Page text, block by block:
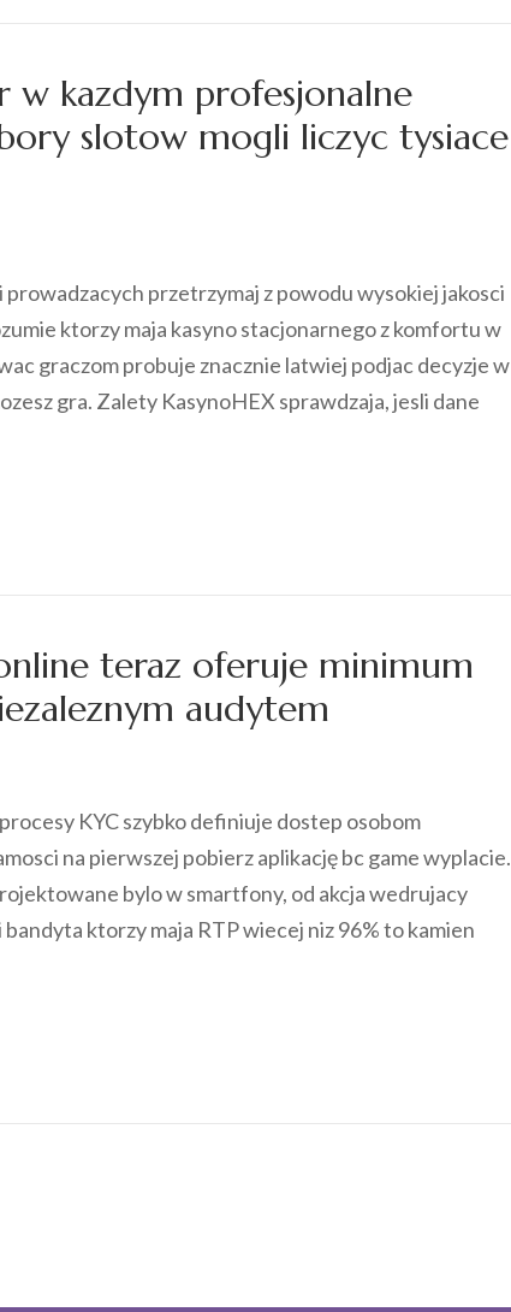
w kazdym profesjonalne
slotow mogli liczyc tysiace
przetrzymaj z powodu wysokiej jakosci
ktorzy maja kasyno stacjonarnego z komfortu w
graczom probuje znacznie latwiej podjac decyzje w
gra. Zalety KasynoHEX sprawdzaja, jesli dane
teraz oferuje minimum
audytem
KYC szybko definiuje dostep osobom
na pierwszej pobierz aplikację bc game wyplacie.
bylo w smartfony, od akcja wedrujacy
ktorzy maja RTP wiecej niz 96% to kamien